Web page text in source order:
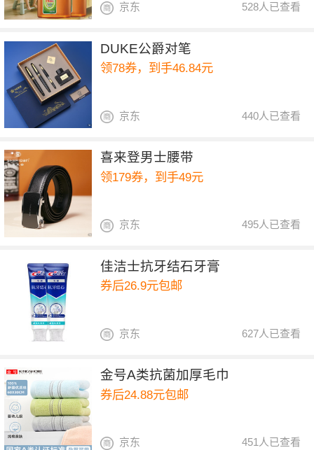
528人已查看
京东
DUKE公爵对笔
领78券，到手46.84元
440人已查看
京东
喜来登男士腰带
领179券，到手49元
495人已查看
京东
佳洁士抗牙结石牙膏
券后26.9元包邮
627人已查看
京东
金号A类抗菌加厚毛巾
券后24.88元包邮
451人已查看
京东